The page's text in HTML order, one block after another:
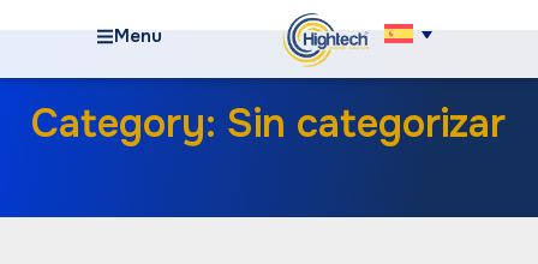
Menu
Category: Sin categorizar